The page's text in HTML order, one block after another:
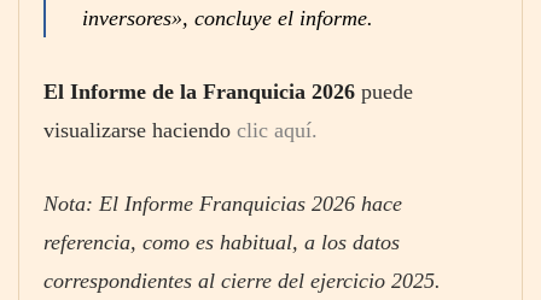
inversores», concluye el informe.
El Informe de la Franquicia 2026 puede
visualizarse haciendo clic aquí.
Nota: El Informe Franquicias 2026 hace
referencia, como es habitual, a los datos
correspondientes al cierre del ejercicio 2025.